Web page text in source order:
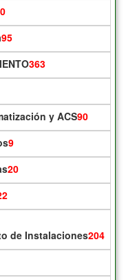
95
363
y ACS90
9
20
de Instalaciones204